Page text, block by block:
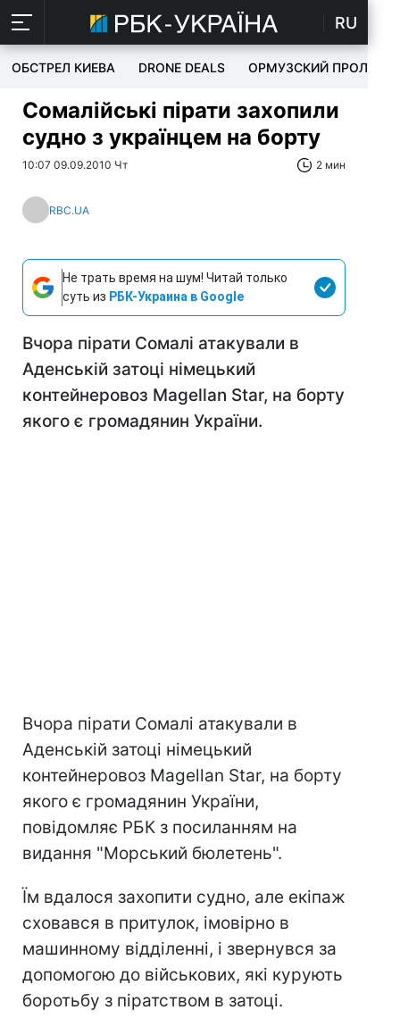
RU
ОБСТРЕЛ КИЕВА DRONE DEALS ОРМУЗСКИЙ ПРОЛИВ
Сомалійські пірати захопили
судно з українцем на борту
10:07 09.09.2010 Чт 2 мин
RBC.UA
Не трать время на шум! Читай только
суть из РБК-Украина в Google
Вчора пірати Сомалі атакували в
Аденській затоці німецький
контейнеровоз Magellan Star, на борту
якого є громадянин України.
Вчора пірати Сомалі атакували в
Аденській затоці німецький
контейнеровоз Magellan Star, на борту
якого є громадянин України,
повідомляє РБК з посиланням на
видання "Морський бюлетень".
Їм вдалося захопити судно, але екіпаж
сховався в притулок, імовірно в
машинному відділенні, і звернувся за
допомогою до військових, які курують
боротьбу з піратством в затоці.